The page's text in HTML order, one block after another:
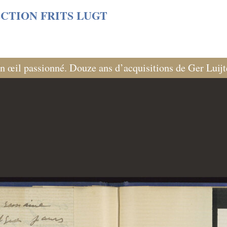
sites/
FRITS LUGT
œil passionné. Douze ans d’acquisitions de Ger